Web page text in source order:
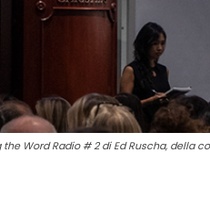
Word Radio # 2 di Ed Ruscha, della